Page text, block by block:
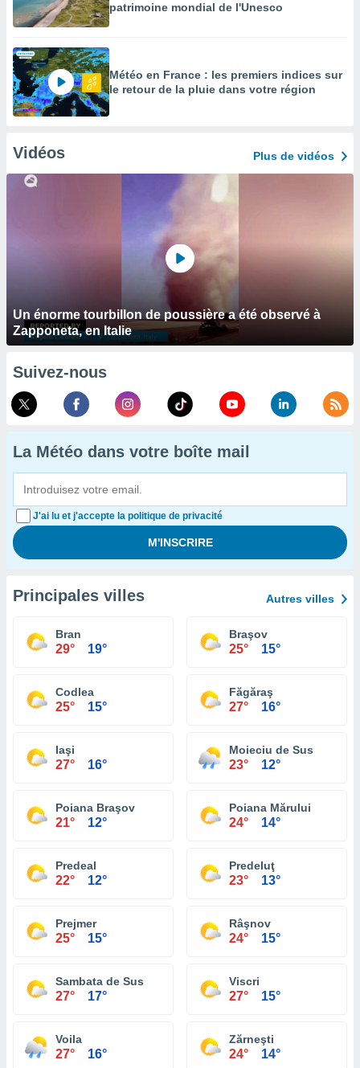
patrimoine mondial de l'Unesco
Météo en France : les premiers indices sur
le retour de la pluie dans votre région
Vidéos Plus de vidéos
Un énorme tourbillon de poussière a été observé à
Zapponeta, en Italie
Suivez-nous
La Météo dans votre boîte mail
J'ai lu et j'accepte la politique de privacité
Principales villes Autres villes
Bran
29° 19°
Braşov
25° 15°
Codlea
25° 15°
Făgăraş
27° 16°
Iaşi
27° 16°
Moieciu de Sus
23° 12°
Poiana Braşov
21° 12°
Poiana Mărului
24° 14°
Predeal
22° 12°
Predeluţ
23° 13°
Prejmer
25° 15°
Râşnov
24° 15°
Sambata de Sus
27° 17°
Viscri
27° 15°
Voila
27° 16°
Zărneşti
24° 14°